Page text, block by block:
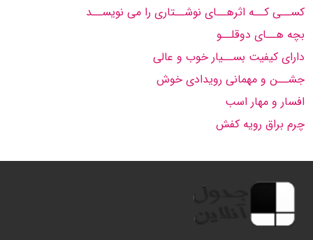
کســی کــه اثرهــای نوشــتاری را می نویســد
بچه هــای دوقلــو
دارای کیفیت بســیار خوب و عالی
جشــن و مهمانی رویدادی خوش
افسار و مهار اسب
چرم براق رویه کفش